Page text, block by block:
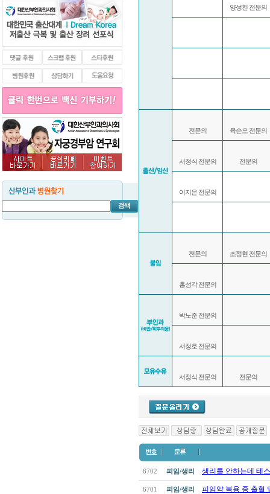
전문의
서정식 전문의
이지은 전문의
전문의
홍성각 전문의
박노준 전문의
서정호 전문의
서정식 전문의
양성천 전문의
육순오 전문의
전문의
조정현 전문의
전문의
6702 피임/생리 생리를 안하는데 테
6701 피임/생리 피임약 복용 중 출혈